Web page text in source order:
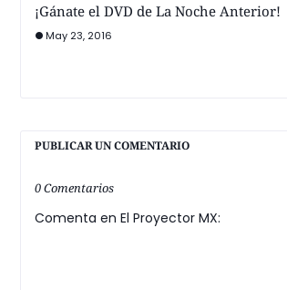
¡Gánate el DVD de La Noche Anterior!
May 23, 2016
PUBLICAR UN COMENTARIO
0 Comentarios
Comenta en El Proyector MX: